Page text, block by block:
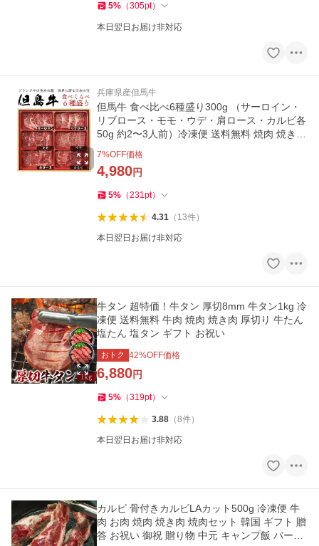
5% （305pt）
本日翌日お届け非対応
兵庫県産但馬牛
但馬牛 食べ比べ6種盛り300g （サーロイン・
リブロース・モモ・ウデ・肩ロース・カルビ各
50g 約2〜3人前）冷凍便 送料無料 焼肉 焼き肉
7%OFF価格
4,980円
5% （231pt）
4.31（ 13件）
本日翌日お届け非対応
牛タン 超特価！牛タン 厚切8mm 牛タン1kg 冷
凍便 送料無料 牛肉 焼肉 焼き肉 厚切り 牛たん
塩たん 塩タン ギフト お祝い
おトク 42%OFF価格
6,880円
5% （319pt）
3.88（8件）
本日翌日お届け非対応
カルビ 骨付きカルビLAカット500g 冷凍便 牛
肉 お肉 焼肉 焼き肉 焼肉セット 韓国 ギフト 贈
答 お祝い 御祝 贈り物 中元 キャンプ飯 バーベ